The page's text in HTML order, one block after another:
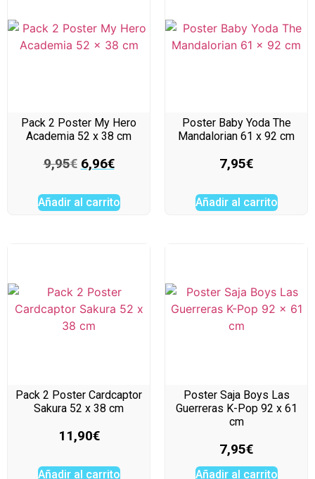
Pack 2 Poster My Hero
Academia 52 x 38 cm
9,95€ 6,96€
Añadir al carrito
Poster Baby Yoda The
Mandalorian 61 x 92 cm
7,95€
Añadir al carrito
Pack 2 Poster Cardcaptor
Sakura 52 x 38 cm
11,90€
Añadir al carrito
Poster Saja Boys Las
Guerreras K-Pop 92 x 61
cm
7,95€
Añadir al carrito